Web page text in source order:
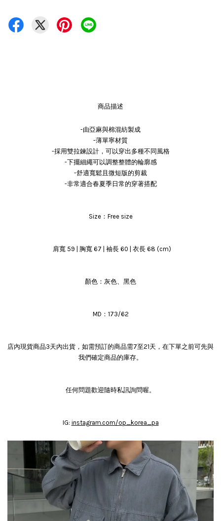
商品描述
-由亞麻與棉混紡製成
-薄單寧材質
-採用雙拉鍊設計，可以穿出多種不同風格
-下擺細繩可以調整整體的輪廓感
-舒適寬鬆且微短版的剪裁
-非常適合春夏季日常的穿著搭配
Size：Free size
肩寬 59 | 胸寬 67 | 袖長 60 | 衣長 68 (cm)
顏色：灰色、黑色
MD：173/62
店內現貨商品3天內出貨，如需預訂的商品需7至21天，在下單之前可先與
我們確定商品的庫存。
任何問題歡迎隨時私訊詢問喔。
IG: instagram.com/op_korea_pa